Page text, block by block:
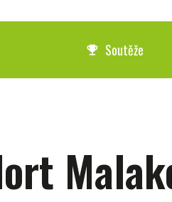
emoji_events Soutěže